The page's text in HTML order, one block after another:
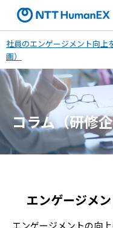
社員のエンゲージメント向上
画）
コラム（研修
エンゲージメ
エンゲージメントの向